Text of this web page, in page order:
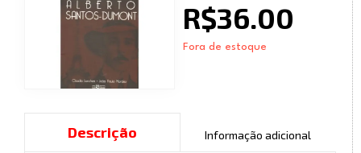
R$36.00
Fora de estoque
Descrição Informação adicional